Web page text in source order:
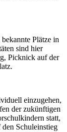
Plätze in
sind hier
Picknick auf der
einzugehen,
der zukünftigen
statt,
Schuleinstieg